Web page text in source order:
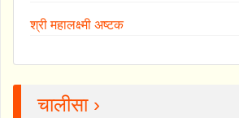
श्री महालक्ष्मी अष्टक
चालीसा ›